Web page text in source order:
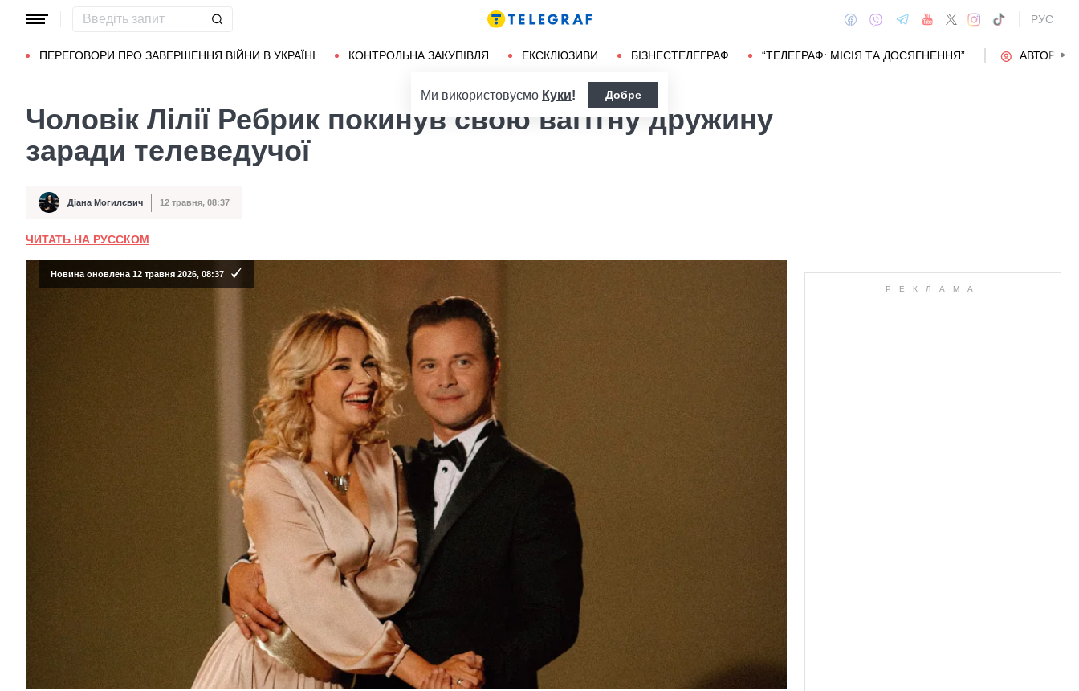
РУС
ПЕРЕГОВОРИ ПРО ЗАВЕРШЕННЯ ВІЙНИ В УКРАЇНІ КОНТРОЛЬНА ЗАКУПІВЛЯ ЕКСКЛЮЗИВИ БІЗНЕСТЕЛЕГРАФ “ТЕЛЕГРАФ: МІСІЯ ТА ДОСЯГНЕННЯ” АВТОРИ
Популярні запити Маріуполь Донбас
Ми використовуємо Куки! Добре
Чоловік Лілії Ребрик покинув свою вагітну дружину
заради телеведучої
Автор Діана Могилєвич
Дата публікації 12 травня, 08:37
ЧИТАТЬ НА РУССКОМ
Новина оновлена 12 травня 2026, 08:37